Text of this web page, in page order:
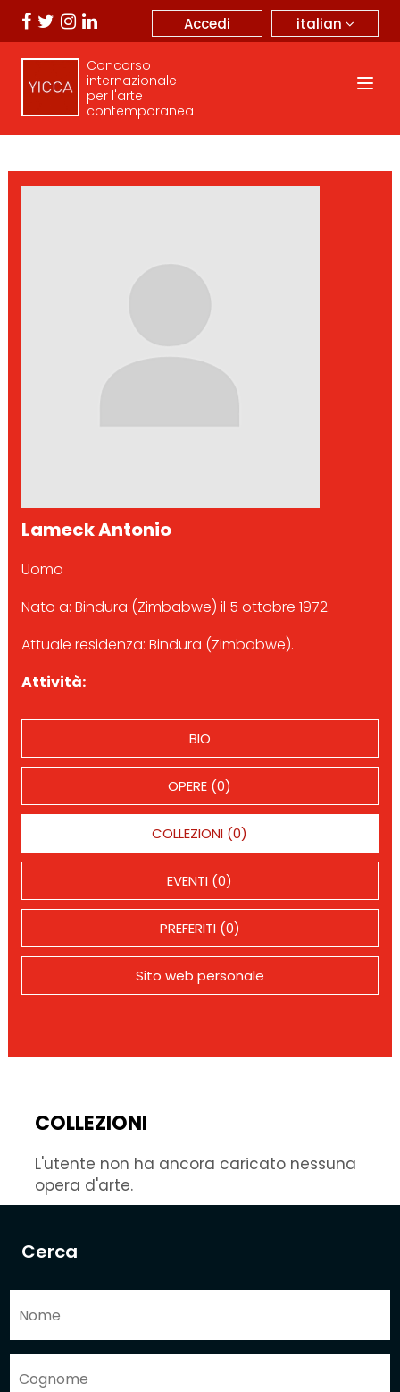
italian
Accedi
Concorso
internazionale
per l'arte
contemporanea
Cerca
Lameck Antonio
Uomo
Nato a: Bindura (Zimbabwe) il 5 ottobre 1972.
Attuale residenza: Bindura (Zimbabwe).
Attività:
BIO
OPERE (0)
COLLEZIONI (0)
EVENTI (0)
PREFERITI (0)
Sito web personale
COLLEZIONI
L'utente non ha ancora caricato nessuna
opera d'arte.